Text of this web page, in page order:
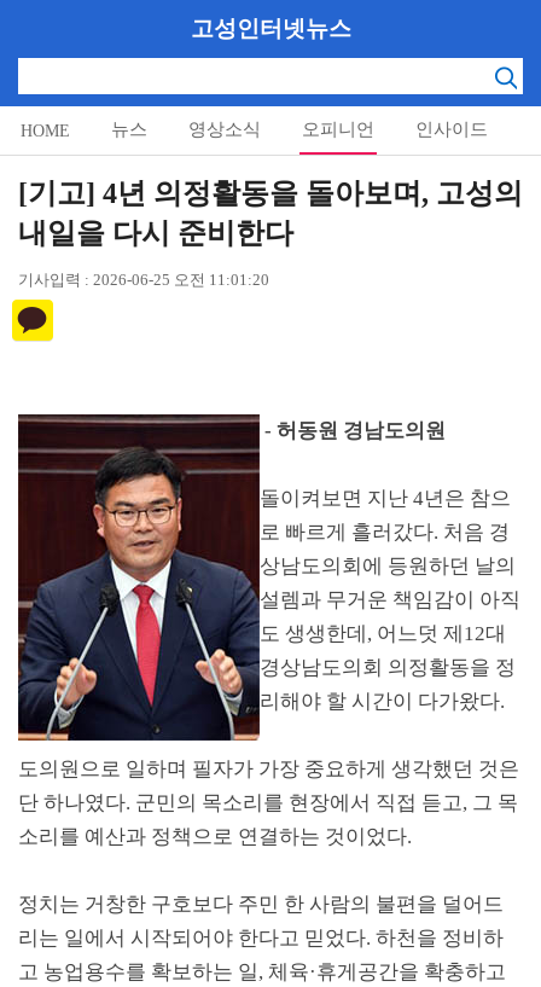
고성인터넷뉴스
HOME 뉴스 영상소식 오피니언 인사이드
알림마당
[기고] 4년 의정활동을 돌아보며, 고성의
내일을 다시 준비한다
기사입력 : 2026-06-25 오전 11:01:20
- 허동원 경남도의원
돌이켜보면 지난 4년은 참으
로 빠르게 흘러갔다. 처음 경
상남도의회에 등원하던 날의
설렘과 무거운 책임감이 아직
도 생생한데 , 어느덧 제 12대
경상남도의회 의정활동을 정
리해야 할 시간이 다가왔다.
도의원으로 일하며 필자가 가장 중요하게 생각했던 것은
단 하나였다. 군민의 목소리를 현장에서 직접 듣고, 그 목
소리를 예산과 정책으로 연결하는 것이었다.
정치는 거창한 구호보다 주민 한 사람의 불편을 덜어드
리는 일에서 시작되어야 한다고 믿었다. 하천을 정비하
고 농업용수를 확보하는 일, 체육·휴게공간을 확충하고